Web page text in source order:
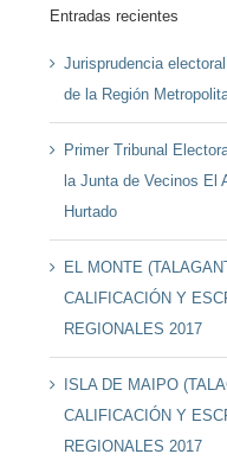
Entradas recientes
Jurisprudencia
de la Región
Primer Tribunal
la Junta de Vecinos El
Hurtado
EL MONTE
CALIFICACIÓN Y
REGIONALES 2017
ISLA DE MAIPO
CALIFICACIÓN Y
REGIONALES 2017